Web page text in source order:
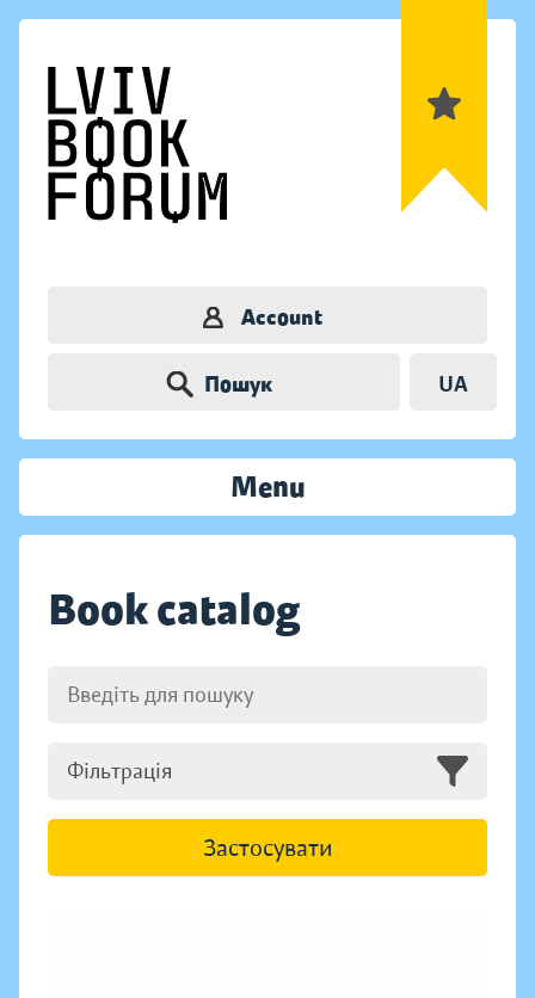
Account
Пошук UA
Menu
Book catalog
Фільтрація
Застосувати